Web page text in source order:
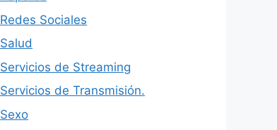
Redes Sociales
Salud
Servicios de Streaming
Servicios de Transmisión.
Sexo